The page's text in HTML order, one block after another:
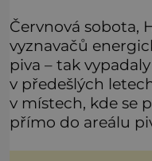
Červnová sobota,
vyznavačů
piva – tak
v předešlých
v místech, kde se
přímo do areálu